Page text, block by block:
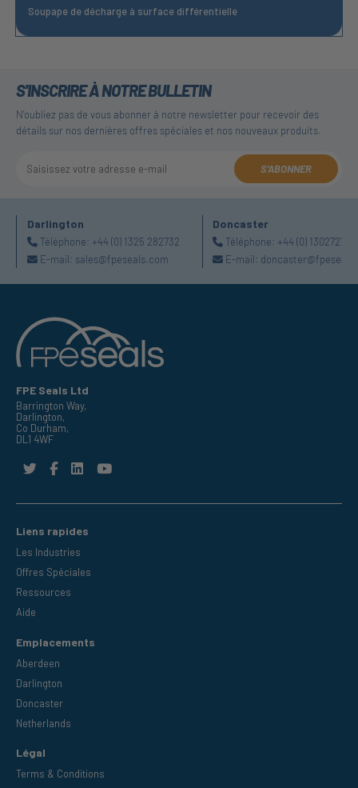
Soupape de décharge à surface différentielle
S'INSCRIRE À NOTRE BULLETIN
N'oubliez pas de vous abonner à notre newsletter pour recevoir des
détails sur nos dernières offres spéciales et nos nouveaux produits.
S'ABONNER
Darlington
Téléphone: +44 (0) 1325 282732
E-mail: sales@fpeseals.com
Doncaster
Téléphone: +44 (0)
E-mail:
FPE Seals Ltd
Barrington Way,
Darlington,
Co Durham,
DL1 4WF
Liens rapides
Les Industries
Offres Spéciales
Ressources
Aide
Emplacements
Aberdeen
Darlington
Doncaster
Netherlands
Légal
Terms & Conditions